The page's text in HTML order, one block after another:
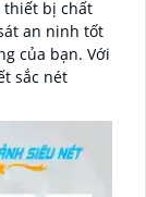
thiết bị chất
an ninh tốt
bạn. Với
sắc nét